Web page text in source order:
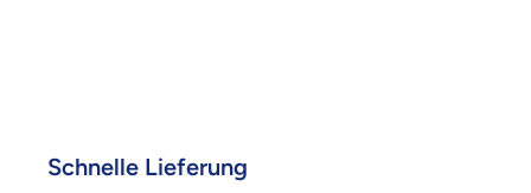
Schnelle Lieferung